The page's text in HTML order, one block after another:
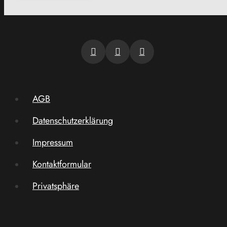
AGB
Datenschutzerklärung
Impressum
Kontaktformular
Privatsphäre